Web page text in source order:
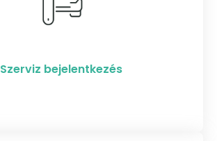
Szerviz bejelentkezés